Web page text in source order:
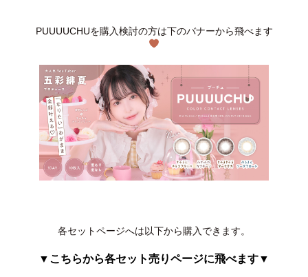
PUUUUCHUを購入検討の方は下のバナーから飛べます
各セットページへは以下から購入できます。
▼こちらから各セット売りページに飛べます▼